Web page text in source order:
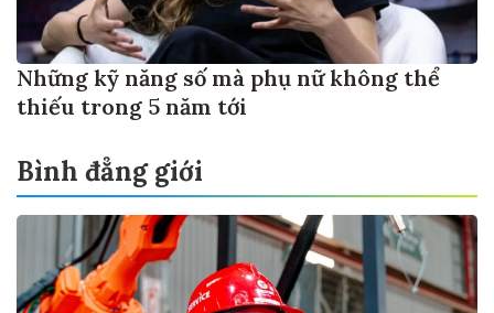
Những kỹ năng số mà phụ nữ không thể
thiếu trong 5 năm tới
Bình đẳng giới